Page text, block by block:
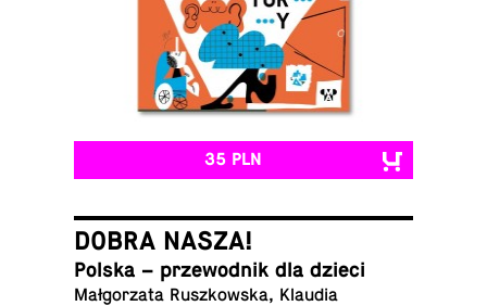
35 PLN
DOBRA NASZA!
Polska – prze­wod­nik dla dzieci
Małgorzata Ruszkowska, Klaudia